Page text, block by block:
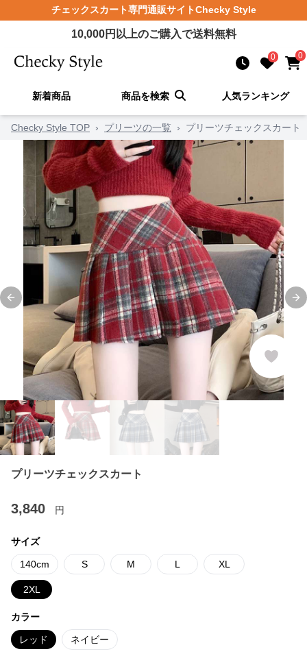
チェックスカート専門通販サイトChecky Style
10,000円以上のご購入で送料無料
0 0
新着商品 商品を検索 人気ランキング
Checky Style TOP › プリーツの一覧 › プリーツチェックスカート
Previous slide
プリーツチェックスカート
3,840 円
サイズ
140cm S M L XL
2XL
カラー
レッド ネイビー